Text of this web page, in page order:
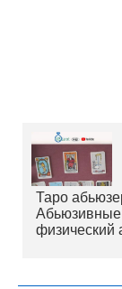
Таро
Абьюзивные
физический